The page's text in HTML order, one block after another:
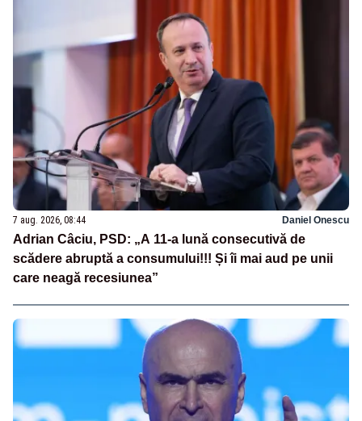
7 aug. 2026, 08:44 Daniel Onescu
Adrian Câciu, PSD: „A 11-a lună consecutivă de
scădere abruptă a consumului!!! Și îi mai aud pe unii
care neagă recesiunea”